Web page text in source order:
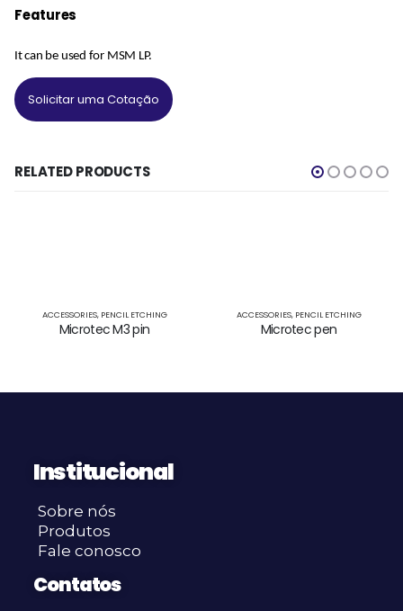
Features
It can be used for MSM LP.
Solicitar uma Cotação
RELATED PRODUCTS
ACCESSORIES, PENCIL ETCHING
Microtec M3 pin
ACCESSORIES, PENCIL ETCHING
Microtec pen
Institucional
Sobre nós
Produtos
Fale conosco
Contatos